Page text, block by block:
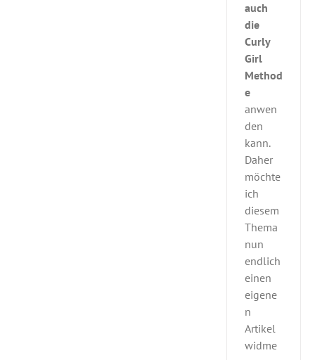
auch
die
Curly
Girl
Method
e
anwen
den
kann.
Daher
möchte
ich
diesem
Thema
nun
endlich
einen
eigene
n
Artikel
widme